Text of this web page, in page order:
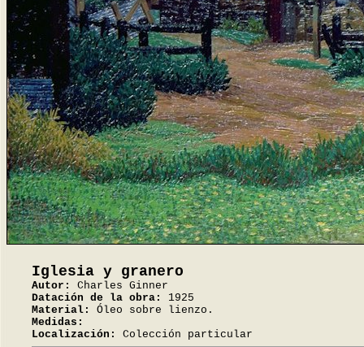
Iglesia y granero
Autor:
Charles Ginner
Datación de la obra:
1925
Material:
Óleo sobre lienzo.
Medidas:
Localización:
Colección particular